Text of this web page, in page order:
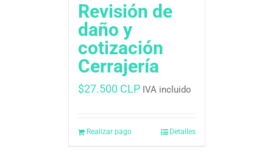
Revisión de
daño y
cotización
Cerrajería
$27.500 CLP IVA incluido
Realizar pago Detalles